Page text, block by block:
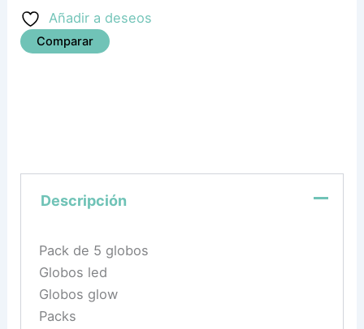
Añadir a deseos
Comparar
Descripción
Pack de 5 globos
Globos led
Globos glow
Packs